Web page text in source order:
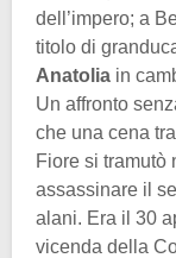
dell’impero; a
titolo di
Anatolia in
Un affronto
che una cena
Fiore si tramutò
assassinare il
alani. Era il 30
vicenda della